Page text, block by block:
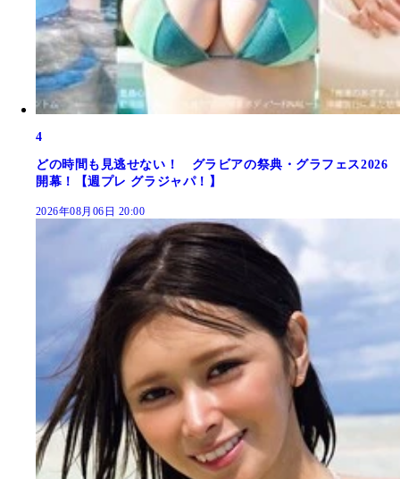
4
どの時間も見逃せない！ グラビアの祭典・グラフェス2026
開幕！【週プレ グラジャパ！】
2026年08月06日 20:00